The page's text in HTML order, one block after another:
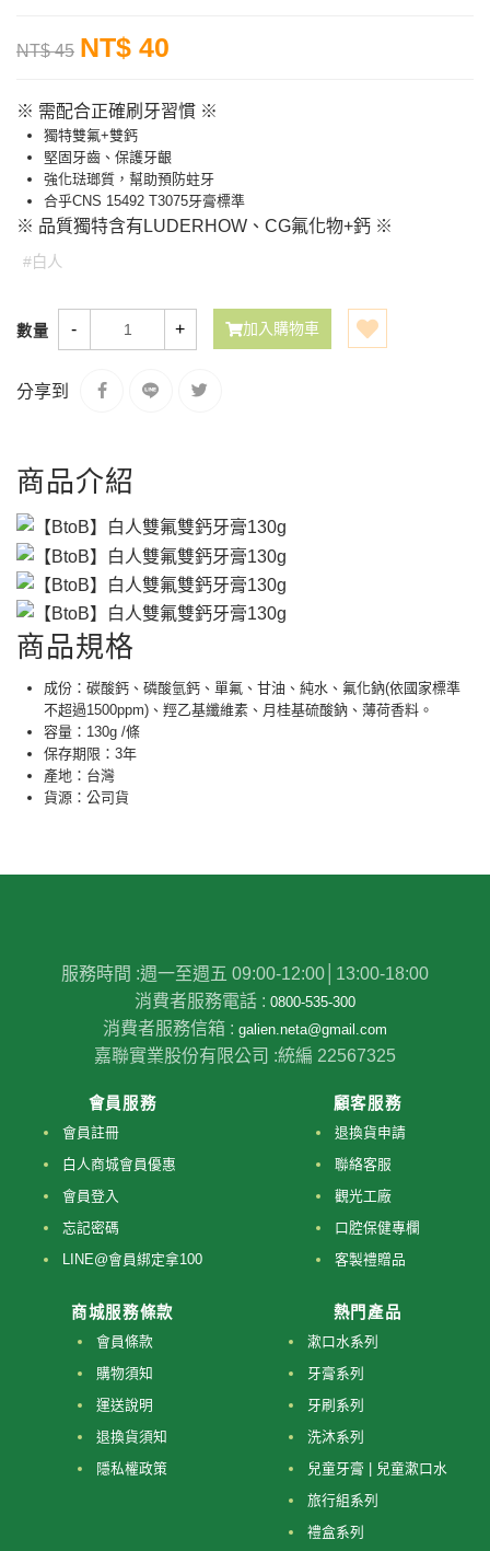
NT$ 45 NT$ 40
※ 需配合正確刷牙習慣 ※
獨特雙氟+雙鈣
堅固牙齒、保護牙齦
強化琺瑯質，幫助預防蛀牙
合乎CNS 15492 T3075牙膏標準
※ 品質獨特含有LUDERHOW、CG氟化物+鈣 ※
#白人
數量 - + 加入購物車
分享到
商品介紹
商品規格
成份：碳酸鈣、磷酸氫鈣、單氟、甘油、純水、氟化鈉(依國家標準
不超過1500ppm)、羥乙基纖維素、月桂基硫酸鈉、薄荷香料。
容量：130g /條
保存期限：3年
產地：台灣
貨源：公司貨
服務時間 :週一至週五 09:00-12:00│13:00-18:00
消費者服務電話 : 0800-535-300
消費者服務信箱 : galien.neta@gmail.com
嘉聯實業股份有限公司 :統編 22567325
會員服務
會員註冊
白人商城會員優惠
會員登入
忘記密碼
LINE@會員綁定拿100
顧客服務
退換貨申請
聯絡客服
觀光工廠
口腔保健專欄
客製禮贈品
商城服務條款
會員條款
購物須知
運送說明
退換貨須知
隱私權政策
熱門產品
漱口水系列
牙膏系列
牙刷系列
洗沐系列
兒童牙膏 | 兒童漱口水
旅行組系列
禮盒系列